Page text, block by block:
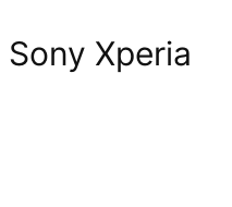
Xperia